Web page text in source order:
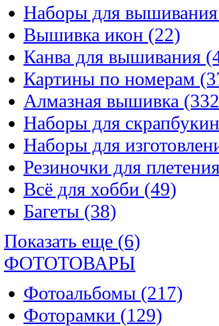
Наборы для
Вышивка икон (22)
Канва для вышивания
Картины по номерам
Алмазная вышивка
Наборы для
Наборы для
Резиночки для
Всё для хобби (49)
Багеты (38)
Показать еще (6)
ФОТОТОВАРЫ
Фотоальбомы (217)
Фоторамки (129)